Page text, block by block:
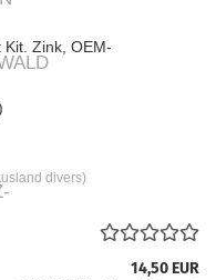
Kit. Zink, OEM-
divers)
14,50 EUR